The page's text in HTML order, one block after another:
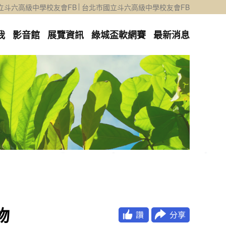
斗六高級中學校友會FB 台北市國立斗六高級中學校友會FB
影音館 展覽資訊 綠城盃軟網賽 最新消息